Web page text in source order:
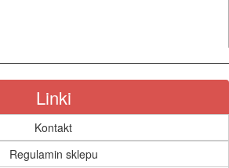
Linki
Kontakt
Regulamin sklepu